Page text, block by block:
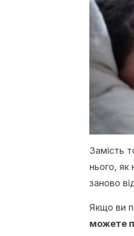
Замість
нього, як
заново
Якщо ви
можете